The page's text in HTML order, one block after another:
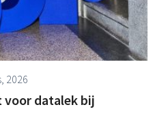
2026
voor datalek bij